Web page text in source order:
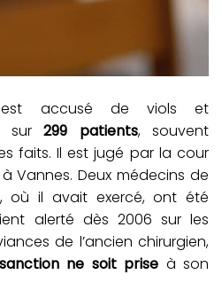
accusé de viols et
sur299 patients, souvent
faits. Il est jugé par la cour
Vannes. Deux médecins de
où il avait exercé, ont été
alerté dès 2006 sur les
de l’ancien chirurgien,
ne soit prise à son